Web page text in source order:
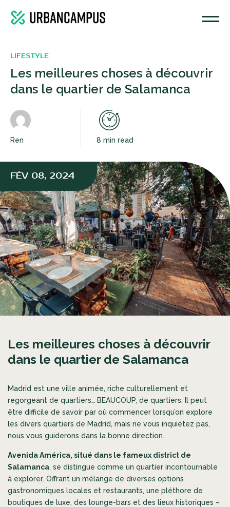
FÉV 08, 2024
LIFESTYLE
Les meilleures choses à découvrir
dans le quartier de Salamanca
Ren 8 min read
Les meilleures choses à découvrir
dans le quartier de Salamanca
Madrid est une ville animée, riche culturellement et
regorgeant de quartiers… BEAUCOUP, de quartiers. Il peut
être difficile de savoir par où commencer lorsqu’on explore
les divers quartiers de Madrid, mais ne vous inquiétez pas,
nous vous guiderons dans la bonne direction.
Avenida América, situé dans le fameux district de
Salamanca, se distingue comme un quartier incontournable
à explorer. Offrant un mélange de diverses options
gastronomiques locales et restaurants, une pléthore de
boutiques de luxe, des lounge-bars et des lieux historiques –